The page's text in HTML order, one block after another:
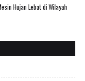
Hujan Lebat di Wilayah